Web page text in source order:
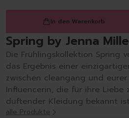
In den Warenkorb
Spring by Jenna
Die Frühlingskollektion Spring
das Ergebnis einer
zwischen cleangang und
Influencerin, die für ihre Liebe
duftender Kleidung bekannt
alle Produkte